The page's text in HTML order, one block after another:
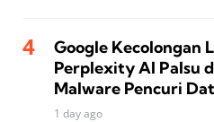
Google Kecolongan
Perplexity AI Palsu
Malware Pencuri
1 day ago